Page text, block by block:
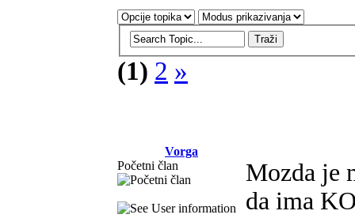
(1) 2 »
Vorga
Početni član
Mozda je
da ima